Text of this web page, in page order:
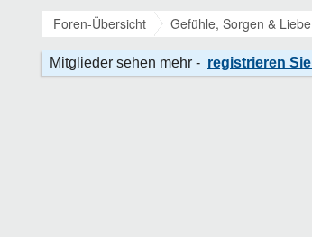
Foren-Übersicht Gefühle, Sorgen & Liebe